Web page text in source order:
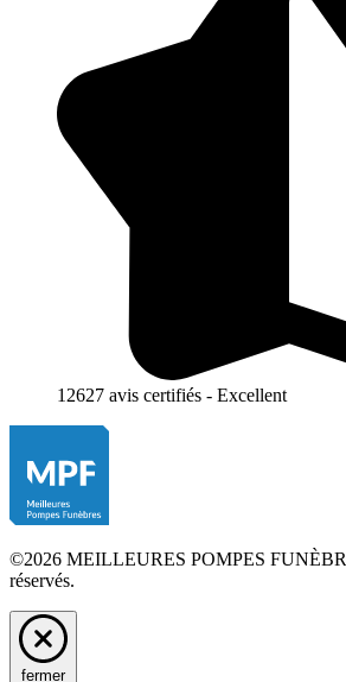
12627 avis certifiés - Excellent
©2026 MEILLEURES POMPES
réservés.
fermer